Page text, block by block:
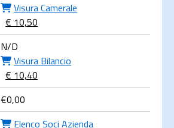
Visura Camerale
€ 10,50
N/D
Visura Bilancio
€ 10,40
€0,00
Elenco Soci Azienda